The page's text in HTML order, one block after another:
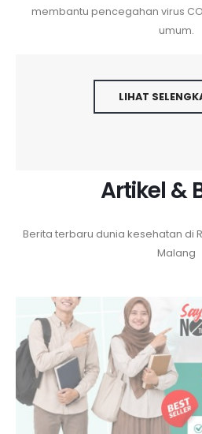
membantu pencegahan virus
umum.
LIHAT
Artikel &
Berita terbaru dunia kesehatan di
Malang